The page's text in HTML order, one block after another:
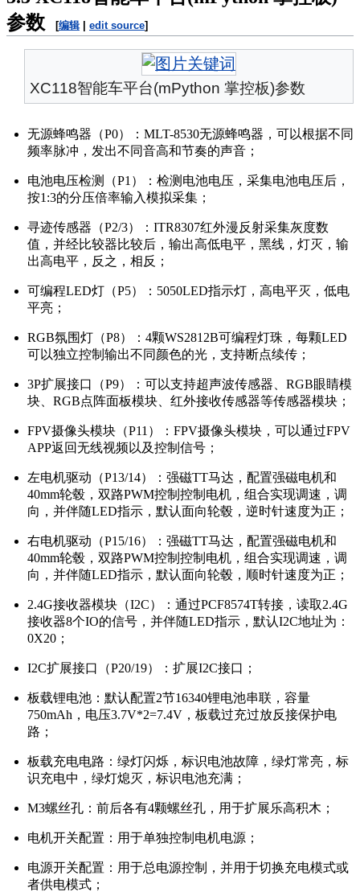
参数
[编辑 edit source]
XC118智能车平台(mPython 掌控板)参数
无源蜂鸣器（P0）：MLT-8530无源蜂鸣器，可以根据不同
频率脉冲，发出不同音高和节奏的声音；
电池电压检测（P1）：检测电池电压，采集电池电压后，
按1:3的分压倍率输入模拟采集；
寻迹传感器（P2/3）：ITR8307红外漫反射采集灰度数
值，并经比较器比较后，输出高低电平，黑线，灯灭，输
出高电平，反之，相反；
可编程LED灯（P5）：5050LED指示灯，高电平灭，低电
平亮；
RGB氛围灯（P8）：4颗WS2812B可编程灯珠，每颗LED
可以独立控制输出不同颜色的光，支持断点续传；
3P扩展接口（P9）：可以支持超声波传感器、RGB眼睛模
块、RGB点阵面板模块、红外接收传感器等传感器模块；
FPV摄像头模块（P11）：FPV摄像头模块，可以通过FPV
APP返回无线视频以及控制信号；
左电机驱动（P13/14）：强磁TT马达，配置强磁电机和
40mm轮毂，双路PWM控制控制电机，组合实现调速，调
向，并伴随LED指示，默认面向轮毂，逆时针速度为正；
右电机驱动（P15/16）：强磁TT马达，配置强磁电机和
40mm轮毂，双路PWM控制控制电机，组合实现调速，调
向，并伴随LED指示，默认面向轮毂，顺时针速度为正；
2.4G接收器模块（I2C）：通过PCF8574T转接，读取2.4G
接收器8个IO的信号，并伴随LED指示，默认I2C地址为：
0X20；
I2C扩展接口（P20/19）：扩展I2C接口；
板载锂电池：默认配置2节16340锂电池串联，容量
750mAh，电压3.7V*2=7.4V，板载过充过放反接保护电
路；
板载充电电路：绿灯闪烁，标识电池故障，绿灯常亮，标
识充电中，绿灯熄灭，标识电池充满；
M3螺丝孔：前后各有4颗螺丝孔，用于扩展乐高积木；
电机开关配置：用于单独控制电机电源；
电源开关配置：用于总电源控制，并用于切换充电模式或
者供电模式；